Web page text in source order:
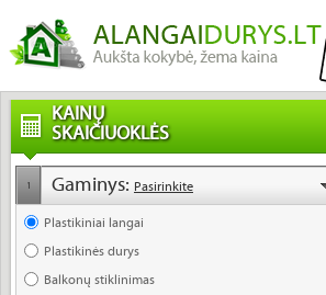
KAINŲ
SKAIČIUOKLĖS
1 Gaminys: Pasirinkite
Plastikiniai langai
Plastikinės durys
Balkonų stiklinimas